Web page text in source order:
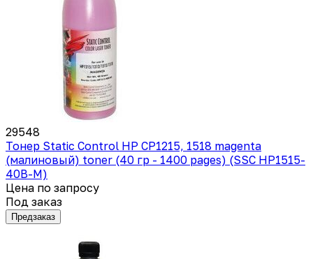
29548
Тонер Static Control HP CP1215, 1518 magenta
(малиновый) toner (40 гр - 1400 pages) (SSC HP1515-
40B-M)
Цена по запросу
Под заказ
Предзаказ